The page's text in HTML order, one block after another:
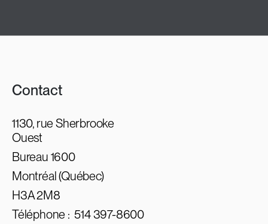
Contact
1130, rue Sherbrooke
Ouest
Bureau 1600
Montréal (Québec)
H3A 2M8
Téléphone :514 397-8600